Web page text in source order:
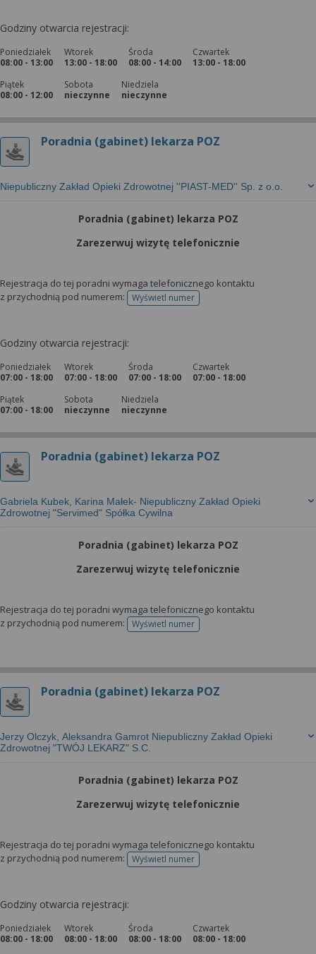
Godziny otwarcia rejestracji:
Poniedziałek
08:00 - 13:00
Wtorek
13:00 - 18:00
Środa
08:00 - 14:00
Czwartek
13:00 - 18:00
Piątek
08:00 - 12:00
Sobota
nieczynne
Niedziela
nieczynne
Poradnia (gabinet) lekarza POZ
Niepubliczny Zakład Opieki Zdrowotnej ''PIAST-MED'' Sp. z o.o.
Poradnia (gabinet) lekarza POZ
Zarezerwuj wizytę telefonicznie
Rejestracja do tej poradni wymaga telefonicznego kontaktu
z przychodnią pod numerem:
Wyświetl numertelefonu do rejestracji
Godziny otwarcia rejestracji:
Poniedziałek
07:00 - 18:00
Wtorek
07:00 - 18:00
Środa
07:00 - 18:00
Czwartek
07:00 - 18:00
Piątek
07:00 - 18:00
Sobota
nieczynne
Niedziela
nieczynne
Poradnia (gabinet) lekarza POZ
Gabriela Kubek, Karina Małek- Niepubliczny Zakład Opieki
Zdrowotnej "Servimed" Spółka Cywilna
Poradnia (gabinet) lekarza POZ
Zarezerwuj wizytę telefonicznie
Rejestracja do tej poradni wymaga telefonicznego kontaktu
z przychodnią pod numerem:
Wyświetl numertelefonu do rejestracji
Poradnia (gabinet) lekarza POZ
Jerzy Olczyk, Aleksandra Gamrot Niepubliczny Zakład Opieki
Zdrowotnej "TWÓJ LEKARZ" S.C.
Poradnia (gabinet) lekarza POZ
Zarezerwuj wizytę telefonicznie
Rejestracja do tej poradni wymaga telefonicznego kontaktu
z przychodnią pod numerem:
Wyświetl numertelefonu do rejestracji
Godziny otwarcia rejestracji:
Poniedziałek
08:00 - 18:00
Wtorek
08:00 - 18:00
Środa
08:00 - 18:00
Czwartek
08:00 - 18:00